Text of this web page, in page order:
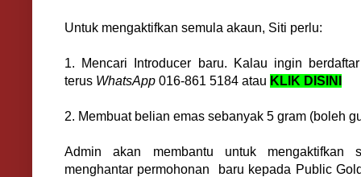
Untuk mengaktifkan semula akaun, Siti perlu:
1. Mencari Introducer baru. Kalau ingin
terus WhatsApp 016-861 5184 atau KLIK DISINI
2. Membuat belian emas sebanyak 5 gram (boleh
Admin akan membantu untuk mengaktifkan
menghantar permohonan baru kepada Public